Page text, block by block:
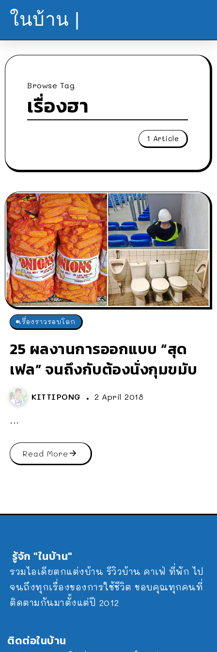
ในบ้าน |
Browse Tag
เรื่องฮา
1 Article
เรื่องราวรอบโลก
25 ผลงานการออกแบบ “สุด
เฟล” จนถึงกับต้องนั่งกุมขมับ
KITTIPONG 2 April 2018
...
Read More
รู้จัก "ในบ้าน"
รวมไอเดียตกแต่งบ้าน รีวิวบ้าน คาเฟ่ ที่พัก ไป
จนถึงทุกเรื่องของการใช้ชีวิต ขอบคุณทุกคนที่
ติดตามกันมาตั้งแต่ปี 2012
ติดต่อในบ้าน